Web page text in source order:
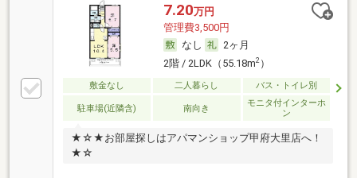
7.20万円
管理費3,500円
なし
2ヶ月
2階 / 2LDK（55.18m2）
敷金なし 二人暮らし バス・トイレ別
駐車場(近隣含) 南向き
モニタ付インターホ
ン
★☆★お部屋探しはアパマンショップ甲府大里店へ！
★☆